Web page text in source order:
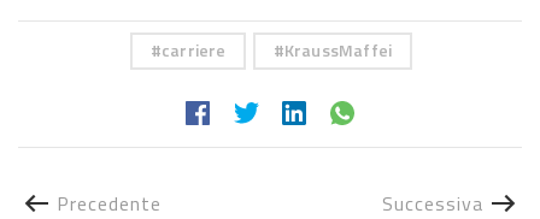
carriere KraussMaffei
Precedente Successiva